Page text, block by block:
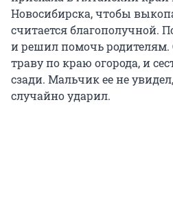
Новосибирска, чтобы
считается благополучной.
и решил помочь родителям.
траву по краю огорода, и
сзади. Мальчик ее не
случайно ударил.